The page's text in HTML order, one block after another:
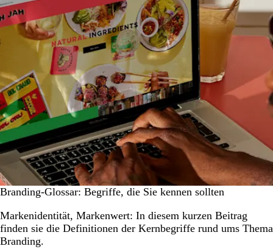
Branding-Glossar: Begriffe, die Sie kennen sollten
Markenidentität, Markenwert: In diesem kurzen Beitrag
finden sie die Definitionen der Kernbegriffe rund ums Thema
Branding.